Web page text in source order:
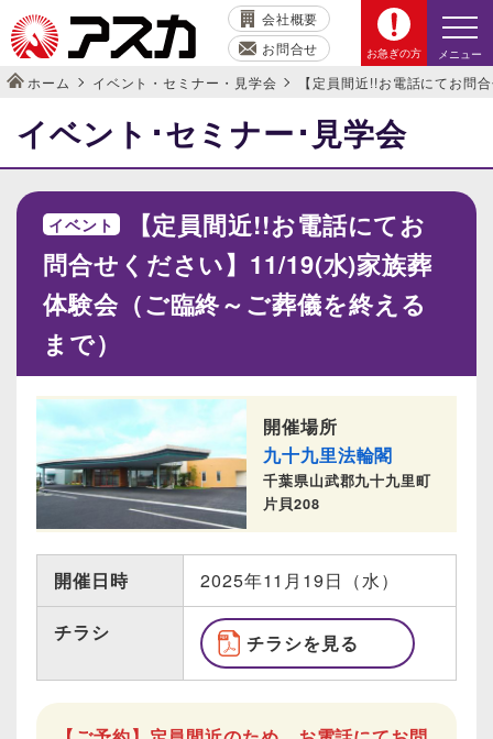
会社概要
お問合せ
お急ぎの方 メニュー
ホーム イベント・セミナー・見学会 【定員間近!!お電話にてお問
イベント･セミナー･見学会
イベント 【定員間近!!お電話にてお
問合せください】11/19(水)家族葬
体験会（ご臨終～ご葬儀を終える
まで）
開催場所
九十九里法輪閣
千葉県山武郡九十九里町
片貝208
開催日時 2025年11月19日（水）
チラシ チラシを見る